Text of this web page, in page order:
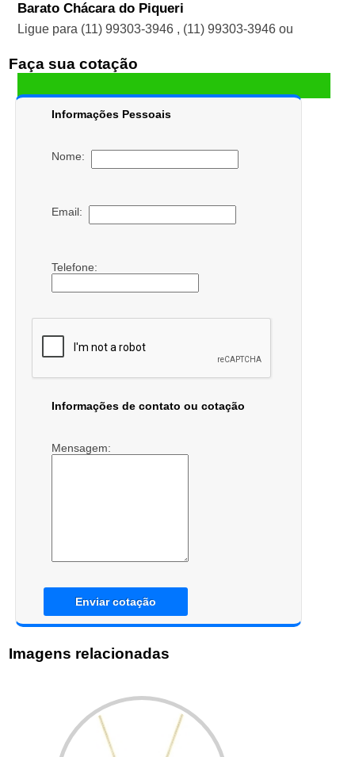
Barato Chácara do Piqueri
Ligue para (11) 99303-3946 , (11) 99303-3946 ou
Faça sua cotação
Informações Pessoais
Nome:
Email:
Telefone:
Informações de contato ou cotação
Mensagem:
Enviar cotação
Imagens relacionadas